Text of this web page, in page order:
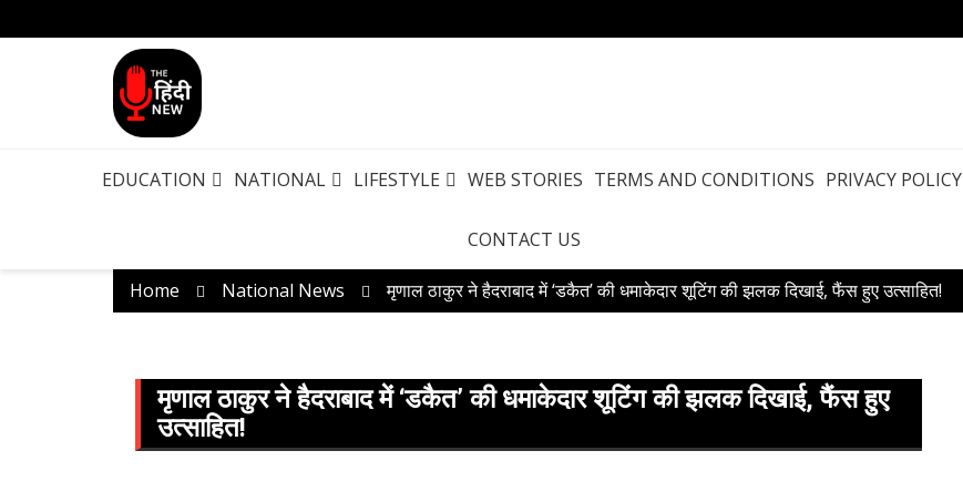
EDUCATION NATIONAL LIFESTYLE WEB STORIES TERMS AND CONDITIONS PRIVACY POLICY
CONTACT US
Home National News मृणाल ठाकुर ने हैदराबाद में ‘डकैत’ की धमाकेदार शूटिंग की झलक दिखाई, फैंस हुए उत्साहित!
मृणाल ठाकुर ने हैदराबाद में ‘डकैत’ की धमाकेदार शूटिंग की झलक दिखाई, फैंस हुए
उत्साहित!